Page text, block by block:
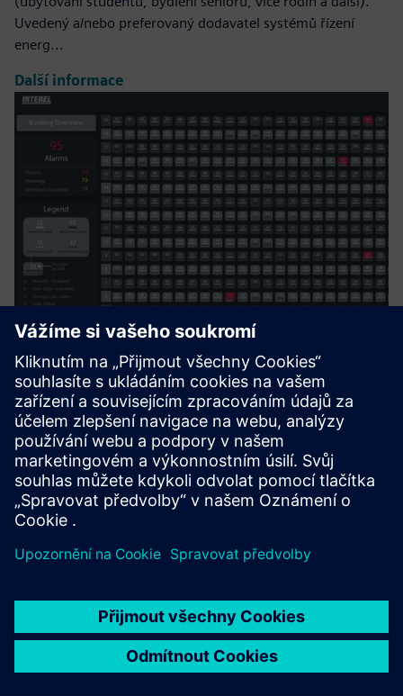
Uvedený a/nebo preferovaný dodavatel systémů řízení
energ...
Další informace
INTEREL.io
Řídicí panel správy pokojů pro hosty a řízení energie pro
pohostinství. Zobrazení obsazenosti, statistiky HVAC
Další informace